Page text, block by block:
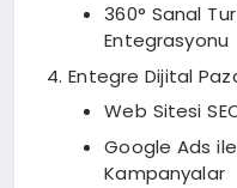
360° Sanal
Entegrasyonu
Entegre Dijital
Web Sitesi
Google Ads
Kampanyalar